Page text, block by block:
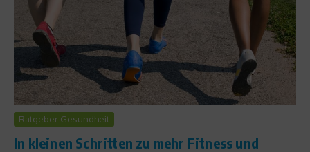
Ratgeber Gesundheit
In kleinen Schritten zu mehr Fitness und